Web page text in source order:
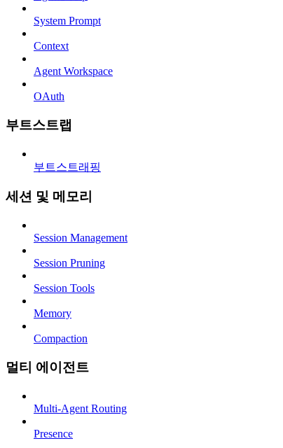
System Prompt
Context
Agent Workspace
OAuth
부트스트랩
부트스트래핑
세션 및 메모리
Session Management
Session Pruning
Session Tools
Memory
Compaction
멀티 에이전트
Multi-Agent Routing
Presence